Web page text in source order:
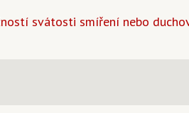
svátosti smíření nebo